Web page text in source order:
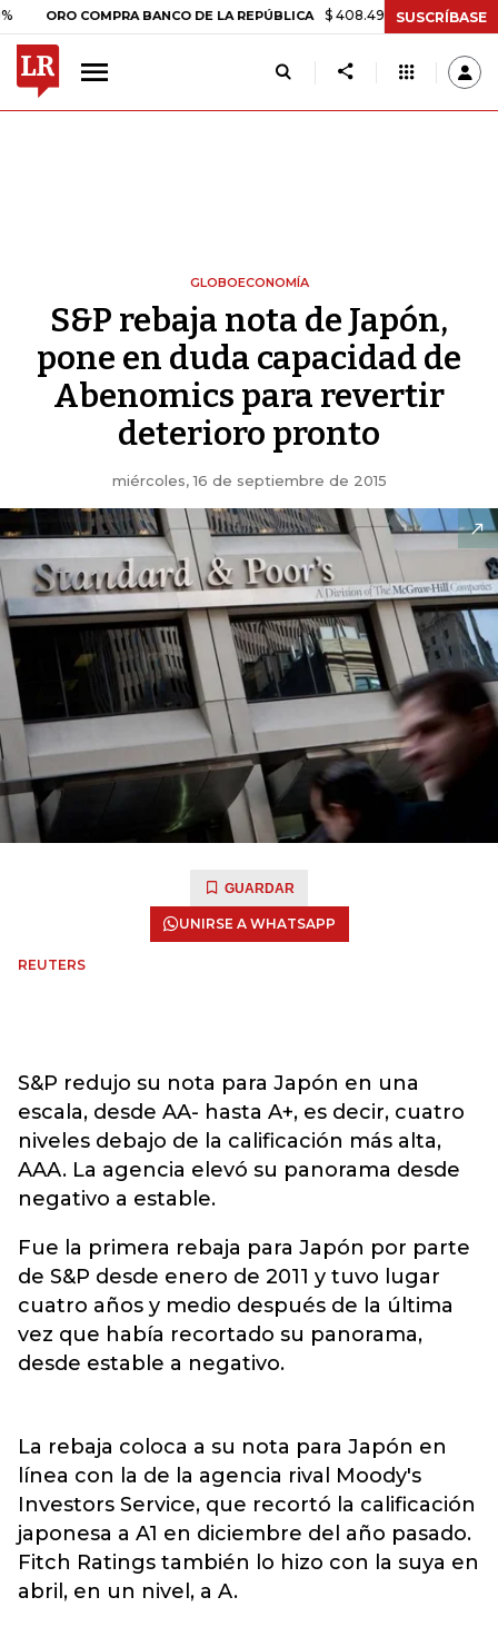
COMPRA BANCO DE LA REPÚBLICA $ 408.498,97 +$ 8.753,81
SUSCRÍBASE
GLOBOECONOMÍA
S&P rebaja nota de Japón,
pone en duda capacidad de
Abenomics para revertir
deterioro pronto
miércoles, 16 de septiembre de 2015
GUARDAR
UNIRSE A WHATSAPP
REUTERS
S&P redujo su nota para Japón en una
escala, desde AA- hasta A+, es decir, cuatro
niveles debajo de la calificación más alta,
AAA. La agencia elevó su panorama desde
negativo a estable.
Fue la primera rebaja para Japón por parte
de S&P desde enero de 2011 y tuvo lugar
cuatro años y medio después de la última
vez que había recortado su panorama,
desde estable a negativo.
La rebaja coloca a su nota para Japón en
línea con la de la agencia rival Moody's
Investors Service, que recortó la calificación
japonesa a A1 en diciembre del año pasado.
Fitch Ratings también lo hizo con la suya en
abril, en un nivel, a A.